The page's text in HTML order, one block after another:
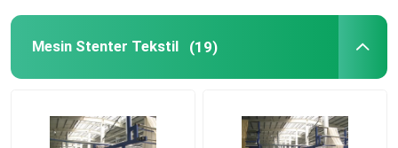
Mesin Finishing Stenter
Pengaturan Heat Stenter
Mesin Stenter Tekstil (19)